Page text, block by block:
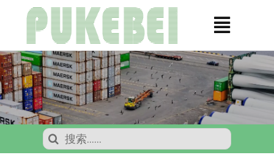
容
切
换
导
航
关于我们
产品
石墨回收
搜
索：